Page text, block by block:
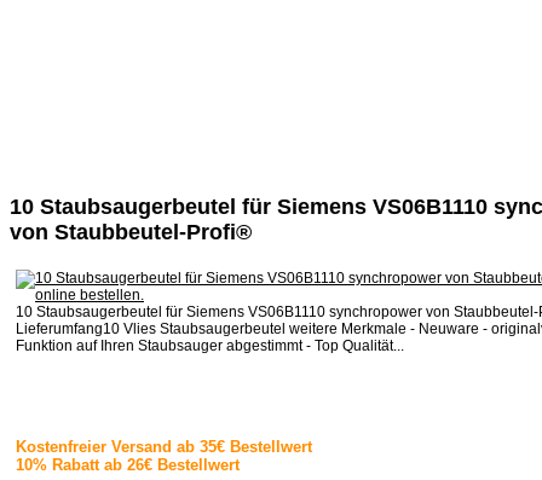
10 Staubsaugerbeutel für Siemens VS06B1110
von Staubbeutel-Profi®
10 Staubsaugerbeutel für Siemens VS06B1110 synchropower von
Lieferumfang10 Vlies Staubsaugerbeutel weitere Merkmale - Neuware -
Funktion auf Ihren Staubsauger abgestimmt - Top Qualität...
Kostenfreier Versand ab 35€ Bestellwert
10% Rabatt ab 26€ Bestellwert